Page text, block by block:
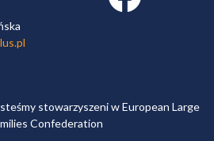
stowarzyszeni w European Large
Confederation